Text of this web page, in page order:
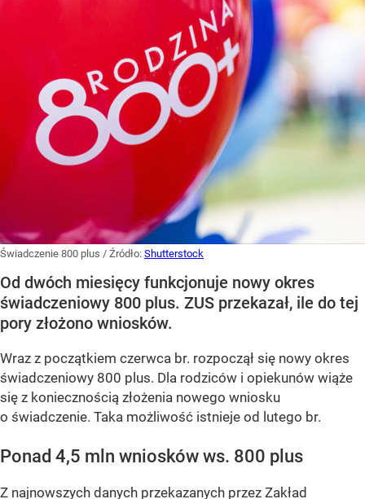
Świadczenie 800 plus / Źródło: Shutterstock
Od dwóch miesięcy funkcjonuje nowy okres
świadczeniowy 800 plus. ZUS przekazał, ile do tej
pory złożono wniosków.
Wraz z początkiem czerwca br. rozpoczął się nowy okres
świadczeniowy 800 plus. Dla rodziców i opiekunów wiąże
się z koniecznością złożenia nowego wniosku
o świadczenie. Taka możliwość istnieje od lutego br.
Ponad 4,5 mln wniosków ws. 800 plus
Z najnowszych danych przekazanych przez Zakład